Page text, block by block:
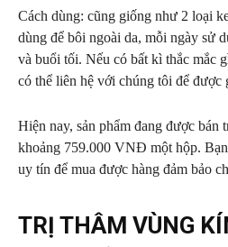
Cách dùng: cũng giống như 2 loại
dùng để bôi ngoài da, mỗi ngày sử
và buổi tối. Nếu có bất kì thắc mắc
có thể liên hệ với chúng tôi để được
Hiện nay, sản phẩm đang được bán
khoảng 759.000 VNĐ một hộp.
uy tín để mua được hàng đảm bảo
TRỊ THÂM VÙNG